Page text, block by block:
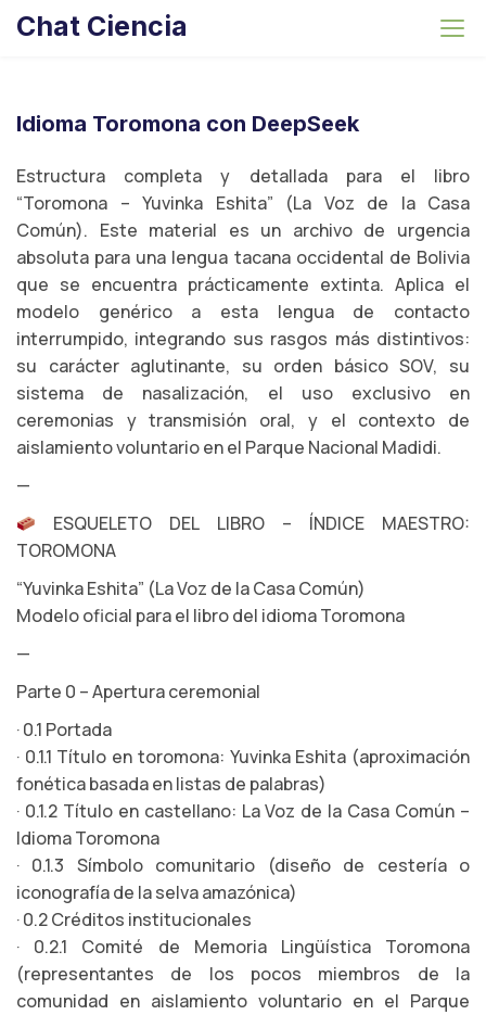
Chat Ciencia
Idioma Toromona con DeepSeek
Estructura completa y detallada para el libro
“Toromona – Yuvinka Eshita” (La Voz de la Casa
Común). Este material es un archivo de urgencia
absoluta para una lengua tacana occidental de Bolivia
que se encuentra prácticamente extinta. Aplica el
modelo genérico a esta lengua de contacto
interrumpido, integrando sus rasgos más distintivos:
su carácter aglutinante, su orden básico SOV, su
sistema de nasalización, el uso exclusivo en
ceremonias y transmisión oral, y el contexto de
aislamiento voluntario en el Parque Nacional Madidi.
—
ESQUELETO DEL LIBRO – ÍNDICE MAESTRO:
TOROMONA
“Yuvinka Eshita” (La Voz de la Casa Común)
Modelo oficial para el libro del idioma Toromona
—
Parte 0 – Apertura ceremonial
· 0.1 Portada
· 0.1.1 Título en toromona: Yuvinka Eshita (aproximación
fonética basada en listas de palabras)
· 0.1.2 Título en castellano: La Voz de la Casa Común –
Idioma Toromona
· 0.1.3 Símbolo comunitario (diseño de cestería o
iconografía de la selva amazónica)
· 0.2 Créditos institucionales
· 0.2.1 Comité de Memoria Lingüística Toromona
(representantes de los pocos miembros de la
comunidad en aislamiento voluntario en el Parque